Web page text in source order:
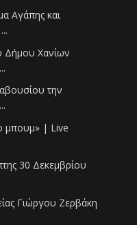
Αγάπης και
Δήμου Χανίων
την
μπουμ» | Live
30 Δεκεμβρίου
Γιώργου Ζερβάκη